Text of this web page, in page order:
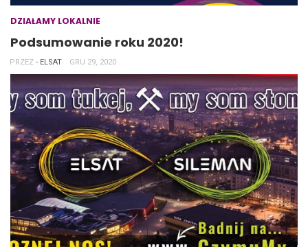
DZIAŁAMY LOKALNIE
Podsumowanie roku 2020!
PRZEZ - ELSAT GRU 29, 2020